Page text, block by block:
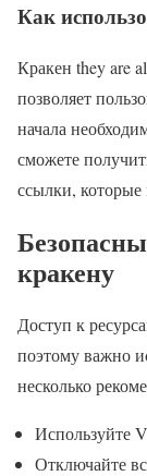
Как
Кракен they are
позволяет
начала
сможете
ссылки, которые
кракену
Доступ к
поэтому важно
несколько
Используйте
Отключайте